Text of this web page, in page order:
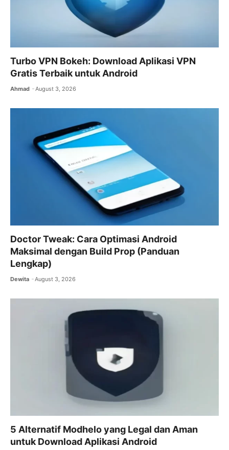
Turbo VPN Bokeh: Download Aplikasi VPN
Gratis Terbaik untuk Android
Ahmad August 3, 2026
Doctor Tweak: Cara Optimasi Android
Maksimal dengan Build Prop (Panduan
Lengkap)
Dewita August 3, 2026
5 Alternatif Modhelo yang Legal dan Aman
untuk Download Aplikasi Android